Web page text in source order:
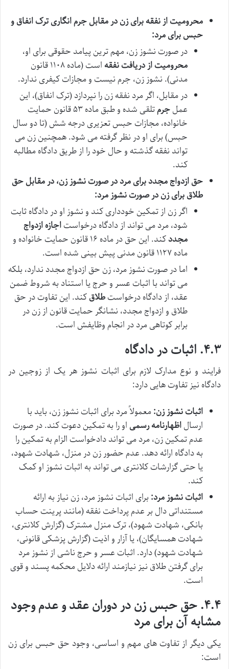
محرومیت از نفقه برای زن در مقابل جرم انگاری ترک انفاق و
حبس برای مرد:
در صورت نشوز زن، مهم ترین پیامد حقوقی برای او،
محرومیت از دریافت نفقه
است (ماده ۱۱۰۸ قانون
مدنی). نشوز زن، جرم نیست و مجازات کیفری ندارد.
در مقابل، اگر مرد نفقه زن را نپردازد (ترک انفاق)، این
عملجرم
تلقی شده و طبق ماده ۵۳ قانون حمایت
خانواده، مجازات حبس تعزیری درجه شش (تا دو سال
حبس) برای او در نظر گرفته می شود. همچنین زن می
تواند نفقه گذشته و حال خود را از طریق دادگاه مطالبه
کند.
حق ازدواج مجدد برای مرد در صورت نشوز زن، در مقابل حق
طلاق برای زن در صورت نشوز مرد:
اگر زن از تمکین خودداری کند و نشوز او در دادگاه ثابت
شود، مرد می تواند از دادگاه درخواستاجازه ازدواج
مجدد
کند. این حق در ماده ۱۶ قانون حمایت خانواده و
ماده ۱۱۲۷ قانون مدنی پیش بینی شده است.
اما در صورت نشوز مرد، زن حق ازدواج مجدد ندارد، بلکه
می تواند با اثبات عسر و حرج یا استناد به شروط ضمن
عقد، از دادگاه درخواستطلاقکند. این تفاوت در حق
طلاق و ازدواج مجدد، نشانگر حمایت قانون از زن در
برابر کوتاهی مرد در انجام وظایفش است.
۴.۳. اثبات در دادگاه
فرایند و نوع مدارک لازم برای اثبات نشوز هر یک از زوجین در
دادگاه نیز تفاوت هایی دارد:
اثبات نشوز زن:معمولاً مرد برای اثبات نشوز زن، باید با
ارسالاظهارنامه رسمی او را به تمکین دعوت کند. در صورت
عدم تمکین زن، مرد می تواند دادخواست الزام به تمکین را
به دادگاه ارائه دهد. عدم حضور زن در منزل، شهادت شهود،
یا حتی گزارشات کلانتری می تواند به اثبات نشوز او کمک
کند.
اثبات نشوز مرد: برای اثبات نشوز مرد، زن نیاز به ارائه
مستنداتی دال بر عدم پرداخت نفقه (مانند پرینت حساب
بانکی، شهادت شهود)، ترک منزل مشترک (گزارش کلانتری،
شهادت همسایگان)، یا آزار و اذیت (گزارش پزشکی قانونی،
شهادت شهود) دارد. اثبات عسر و حرج ناشی از نشوز مرد
برای گرفتن طلاق نیز نیازمند ارائه دلایل محکمه پسند و قوی
است.
۴.۴. حق حبس زن در دوران عقد و عدم وجود
مشابه آن برای مرد
یکی دیگر از تفاوت های مهم و اساسی، وجود حق حبس برای زن
است: